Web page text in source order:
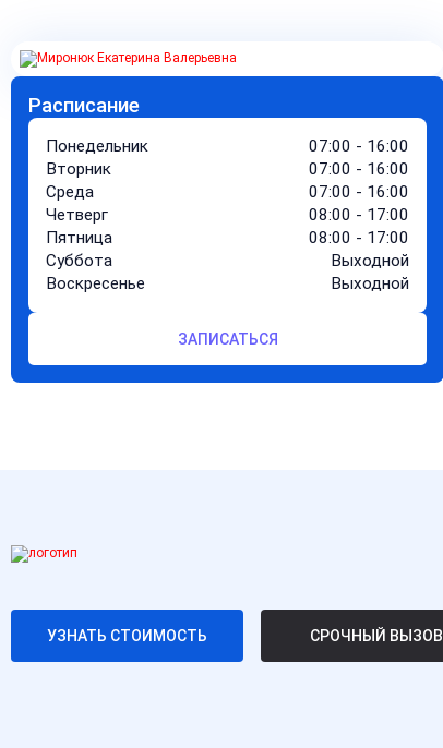
Расписание
Понедельник
07:00 - 16:00
Вторник
07:00 - 16:00
Среда
07:00 - 16:00
Четверг
08:00 - 17:00
Пятница
08:00 - 17:00
Суббота
Выходной
Воскресенье
Выходной
ЗАПИСАТЬСЯ
УЗНАТЬ СТОИМОСТЬ СРОЧНЫЙ ВЫЗОВ